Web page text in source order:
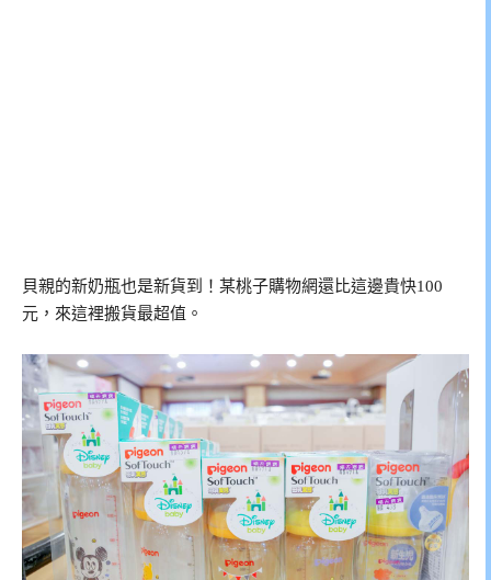
貝親的新奶瓶也是新貨到！某桃子購物網還比這邊貴快100
元，來這裡搬貨最超值。